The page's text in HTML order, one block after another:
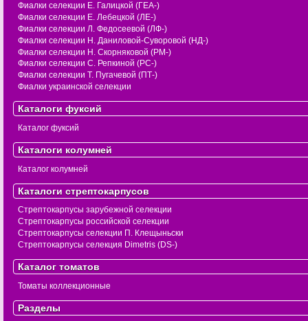
Фиалки селекции Е. Галицкой (ГЕА-)
Фиалки селекции Е. Лебецкой (ЛЕ-)
Фиалки селекции Л. Федосеевой (ЛФ-)
Фиалки селекции Н. Даниловой-Суворовой (НД-)
Фиалки селекции Н. Скорняковой (РМ-)
Фиалки селекции С. Репкиной (РС-)
Фиалки селекции Т. Пугачевой (ПТ-)
Фиалки украинской селекции
Каталоги фуксий
Каталог фуксий
Каталоги колумней
Каталог колумней
Каталоги стрептокарпусов
Стрептокарпусы зарубежной селекции
Стрептокарпусы российской селекции
Стрептокарпусы селекции П. Клещыньски
Стрептокарпусы селекция Dimetris (DS-)
Каталог томатов
Томаты коллекционные
Разделы